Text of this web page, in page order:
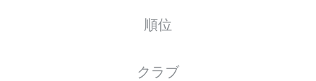
順位
クラブ